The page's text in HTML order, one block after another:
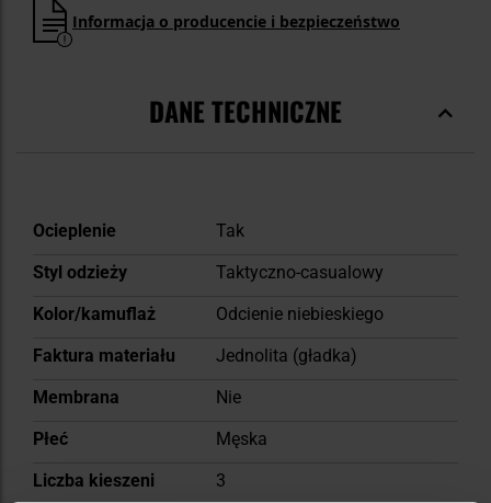
Informacja o producencie i bezpieczeństwo
DANE TECHNICZNE
Więcej
Ocieplenie
Tak
Styl odzieży
Taktyczno-casualowy
Kolor/kamuflaż
Odcienie niebieskiego
Faktura materiału
Jednolita (gładka)
Membrana
Nie
Płeć
Męska
Liczba kieszeni
3